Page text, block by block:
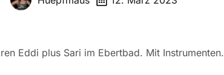
Eddi plus Sari im Ebertbad. Mit Instrumenten.